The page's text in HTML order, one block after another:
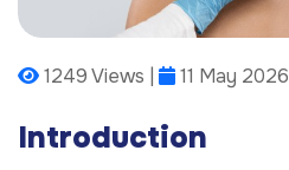
1249 Views | 11 May 2026
Introduction